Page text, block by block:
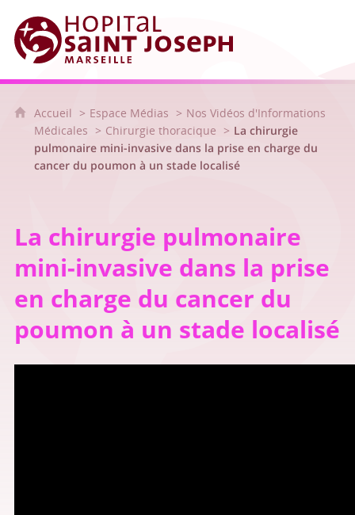
Hôpital Saint Joseph - Marseille
Accueil Espace Médias
Nos Vidéos d'Informations
Médicales
Chirurgie thoracique
La chirurgie
pulmonaire mini-invasive dans la prise en charge du
cancer du poumon à un stade localisé
La chirurgie pulmonaire
mini-invasive dans la prise
en charge du cancer du
poumon à un stade localisé